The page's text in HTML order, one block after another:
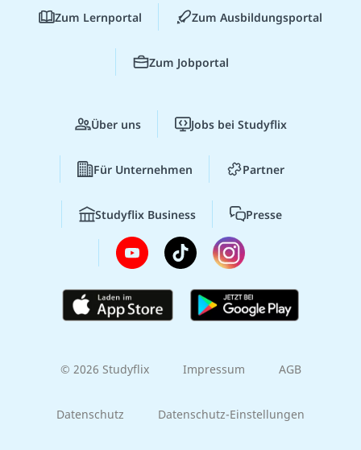
Zum Lernportal Zum Ausbildungsportal
Zum Jobportal
Über uns Jobs bei Studyflix
Für Unternehmen Partner
Studyflix Business Presse
© 2026 Studyflix Impressum AGB
Datenschutz Datenschutz-Einstellungen